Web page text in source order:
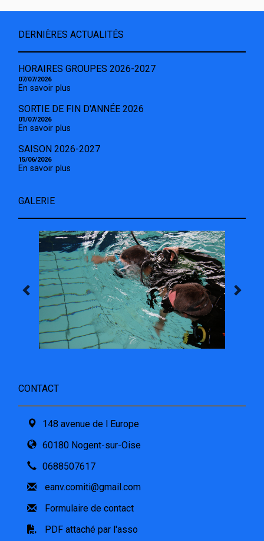
DERNIÈRES ACTUALITÉS
HORAIRES GROUPES 2026-2027
07/07/2026
En savoir plus
SORTIE DE FIN D'ANNÉE 2026
01/07/2026
En savoir plus
SAISON 2026-2027
15/06/2026
En savoir plus
GALERIE
CONTACT
148 avenue de l Europe
60180 Nogent-sur-Oise
0688507617
eanv.comiti@gmail.com
Formulaire de contact
PDF attaché par l'asso